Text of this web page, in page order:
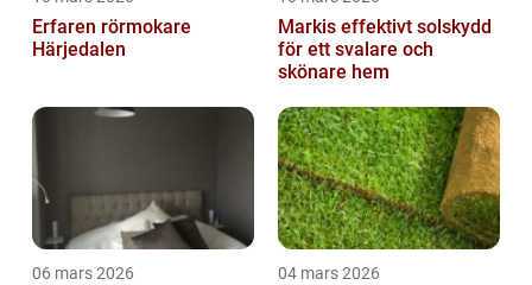
Erfaren rörmokare
Härjedalen
Markis effektivt solskydd
för ett svalare och
skönare hem
06 mars 2026 04 mars 2026